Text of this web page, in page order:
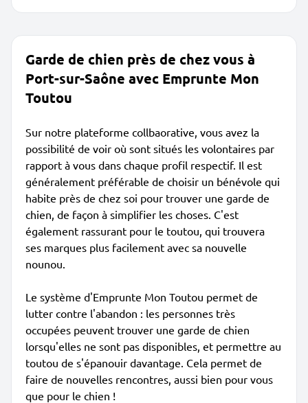
Garde de chien près de chez vous à
Port-sur-Saône avec Emprunte Mon
Toutou
Sur notre plateforme collbaorative, vous avez la
possibilité de voir où sont situés les volontaires par
rapport à vous dans chaque profil respectif. Il est
généralement préférable de choisir un bénévole qui
habite près de chez soi pour trouver une garde de
chien, de façon à simplifier les choses. C'est
également rassurant pour le toutou, qui trouvera
ses marques plus facilement avec sa nouvelle
nounou.
Le système d'Emprunte Mon Toutou permet de
lutter contre l'abandon : les personnes très
occupées peuvent trouver une garde de chien
lorsqu'elles ne sont pas disponibles, et permettre au
toutou de s'épanouir davantage. Cela permet de
faire de nouvelles rencontres, aussi bien pour vous
que pour le chien !